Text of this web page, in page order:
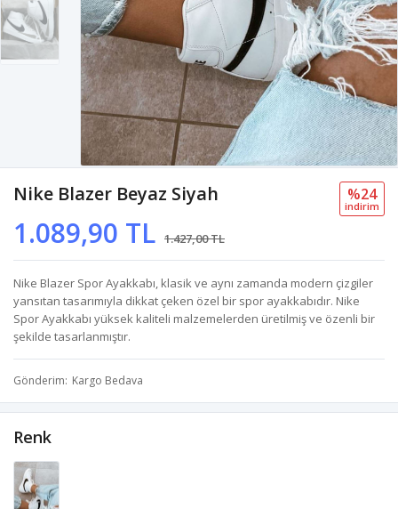
Nike Blazer Beyaz Siyah
1.089,90 TL 1.427,00 TL
%24
i̇ndi̇ri̇m
Nike Blazer Spor Ayakkabı, klasik ve aynı zamanda modern çizgiler
yansıtan tasarımıyla dikkat çeken özel bir spor ayakkabıdır. Nike
Spor Ayakkabı yüksek kaliteli malzemelerden üretilmiş ve özenli bir
şekilde tasarlanmıştır.
Gönderim Kargo Bedava
Renk